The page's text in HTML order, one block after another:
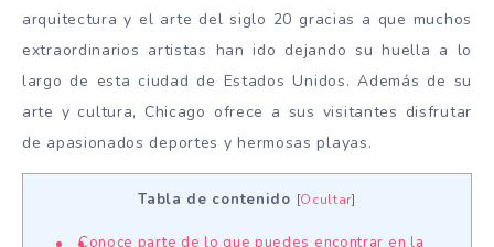
arquitectura y el arte del siglo 20 gracias a que muchos
extraordinarios artistas han ido dejando su huella a lo
largo de esta ciudad de Estados Unidos. Además de su
arte y cultura, Chicago ofrece a sus visitantes disfrutar
de apasionados deportes y hermosas playas.
Tabla de contenido [Ocultar]
Conoce parte de lo que puedes encontrar en la